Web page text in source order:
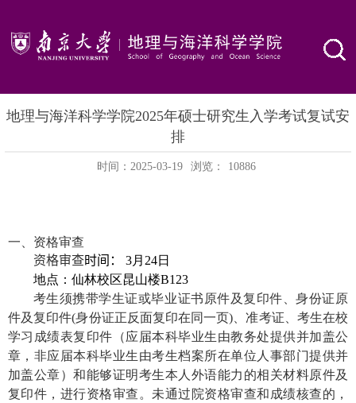
地理与海洋科学学院2025年硕士研究生入学考试复试安
排
时间：2025-03-19 浏览： 10886
一、资格审查
资格审查时间： 3月 24日
地点：仙林校区昆山楼B123
考生须携带学生证或毕业证书原件及复印件、身份证原
件及复印件(身份证正反面复印在同一页) 、准考证、考生在校
学习成绩表复印件（应届本科毕业生由教务处提供并加盖公
章，非应届本科毕业生由考生档案所在单位人事部门提供并
加盖公章）和能够证明考生本人外语能力的相关材料原件及
复印件，进行资格审查。未通过院资格审查和成绩核查的，